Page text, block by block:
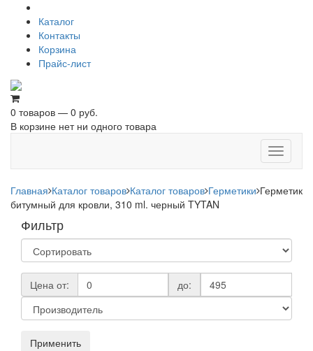
Каталог
Контакты
Корзина
Прайс-лист
0 товаров — 0 руб.
В корзине нет ни одного товара
Toggle
Главная Каталог товаров Каталог товаров Герметики Герметик
битумный для кровли, 310 ml. черный TYTAN
Фильтр
Цена от: до:
Применить